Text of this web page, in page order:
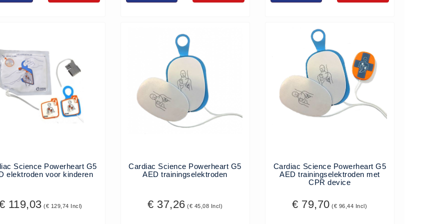
Science Powerheart G5
elektroden voor kinderen
119,03 (€ 129,74 Incl)
Cardiac Science Powerheart G5
AED trainingselektroden
€ 37,26 (€ 45,08 Incl)
Cardiac Science Powerheart G5
AED trainingselektroden met
CPR device
€ 79,70 (€ 96,44 Incl)